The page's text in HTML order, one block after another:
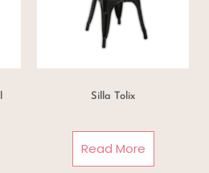
Silla Tolix
Read More